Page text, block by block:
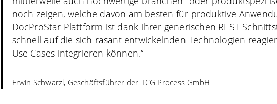
noch zeigen, welche davon am besten für produktive
DocProStar Plattform ist dank ihrer generischen REST-
schnell auf die sich rasant entwickelnden Technologien
Use Cases integrieren können.“
Erwin Schwarzl, Geschäftsführer der TCG Process GmbH